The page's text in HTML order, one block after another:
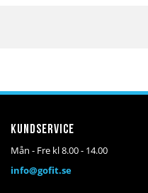
Kundservice
Mån - Fre kl 8.00 - 14.00
info@gofit.se